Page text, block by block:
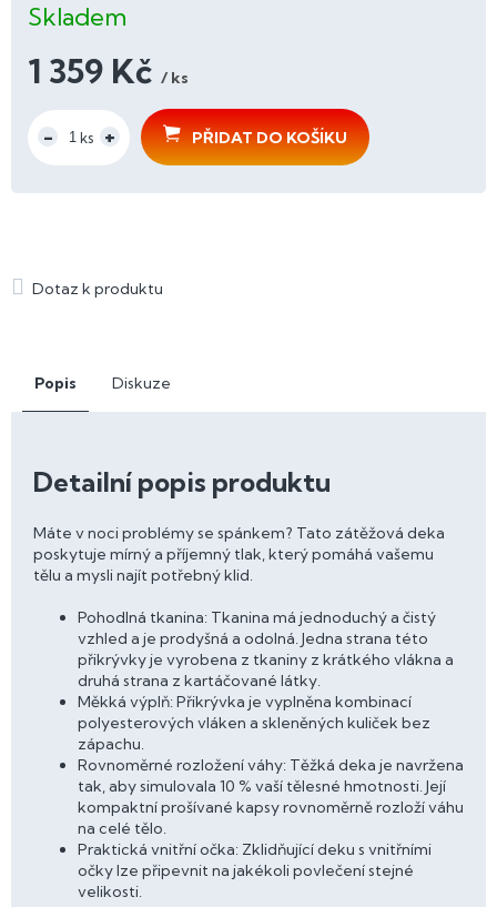
Skladem
1 359 Kč / ks
cena:
PŘIDAT DO KOŠÍKU
Popis Diskuze
Detailní popis produktu
Máte v noci problémy se spánkem? Tato zátěžová deka
poskytuje mírný a příjemný tlak, který pomáhá vašemu
tělu a mysli najít potřebný klid.
Pohodlná tkanina: Tkanina má jednoduchý a čistý
vzhled a je prodyšná a odolná. Jedna strana této
přikrývky je vyrobena z tkaniny z krátkého vlákna a
druhá strana z kartáčované látky.
Měkká výplň: Přikrývka je vyplněna kombinací
polyesterových vláken a skleněných kuliček bez
zápachu.
Rovnoměrné rozložení váhy: Těžká deka je navržena
tak, aby simulovala 10 % vaší tělesné hmotnosti. Její
kompaktní prošívané kapsy rovnoměrně rozloží váhu
na celé tělo.
Praktická vnitřní očka: Zklidňující deku s vnitřními
očky lze připevnit na jakékoli povlečení stejné
velikosti.